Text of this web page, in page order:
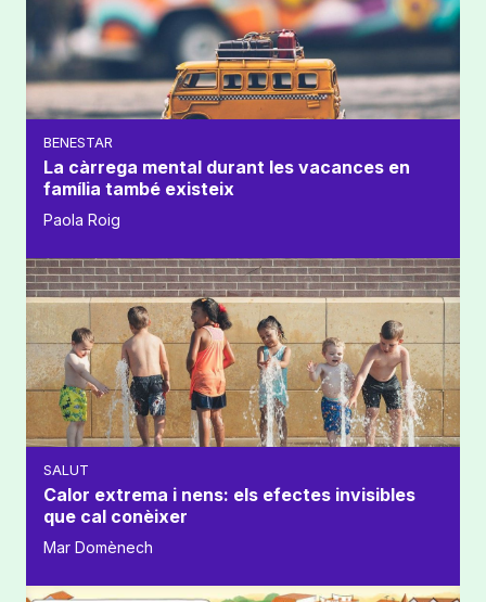
BENESTAR
La càrrega mental durant les vacances en
família també existeix
Paola Roig
SALUT
Calor extrema i nens: els efectes invisibles
que cal conèixer
Mar Domènech